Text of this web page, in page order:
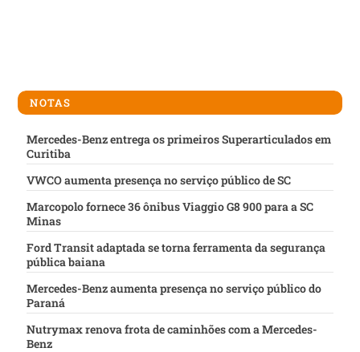
NOTAS
Mercedes-Benz entrega os primeiros Superarticulados em
Curitiba
VWCO aumenta presença no serviço público de SC
Marcopolo fornece 36 ônibus Viaggio G8 900 para a SC
Minas
Ford Transit adaptada se torna ferramenta da segurança
pública baiana
Mercedes-Benz aumenta presença no serviço público do
Paraná
Nutrymax renova frota de caminhões com a Mercedes-
Benz